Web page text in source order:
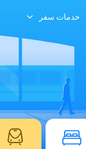
خدمات سفر